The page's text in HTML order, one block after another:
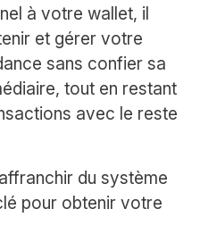
à votre wallet, il
et gérer votre
sans confier sa
tout en restant
avec le reste
du système
pour obtenir votre